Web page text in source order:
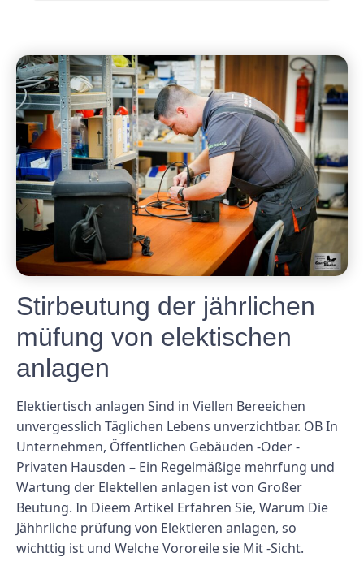
Stirbeutung der jährlichen
müfung von elektischen
anlagen
Elektiertisch anlagen Sind in Viellen Bereeichen
unvergesslich Täglichen Lebens unverzichtbar. OB In
Unternehmen, Öffentlichen Gebäuden -Oder -
Privaten Hausden – Ein Regelmäßige mehrfung und
Wartung der Elektellen anlagen ist von Großer
Beutung. In Dieem Artikel Erfahren Sie, Warum Die
Jähhrliche prüfung von Elektieren anlagen, so
wichttig ist und Welche Vororeile sie Mit -Sicht.